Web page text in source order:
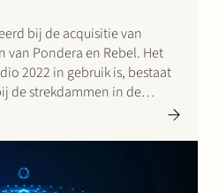
bij de acquisitie van
van Pondera en Rebel. Het
2022 in gebruik is, bestaat
de strekdammen in de